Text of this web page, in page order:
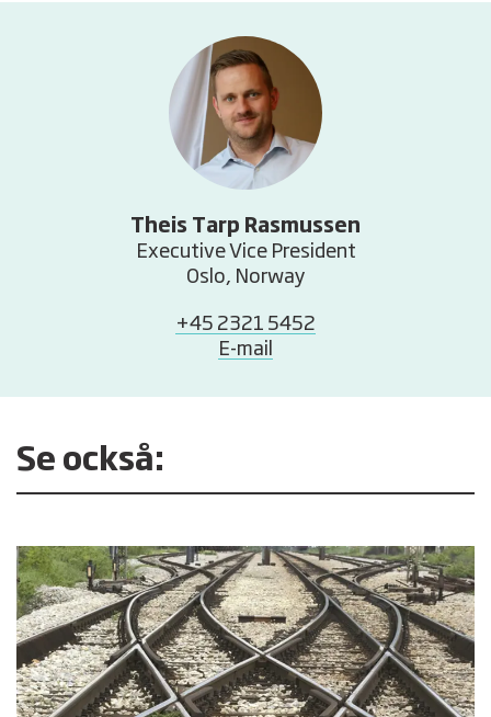
Theis Tarp Rasmussen
Executive Vice President
Oslo, Norway
+45 2321 5452
E-mail
Se också: